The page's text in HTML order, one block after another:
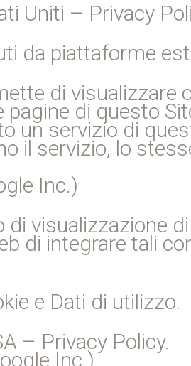
Uniti – Privacy
da piattaforme
di
di questo
un servizio di
il servizio, lo
Inc.)
di visualizzazione
di integrare tali
e Dati di utilizzo.
– Privacy Policy.
Inc.)